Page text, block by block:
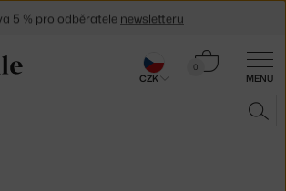
MENU
0
Košík
5 % pro odběratele newsletteru
CZK